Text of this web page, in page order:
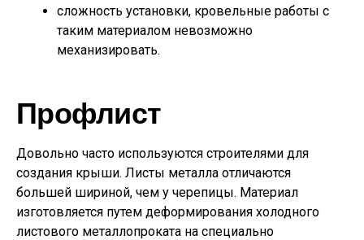
сложность установки, кровельные работы с
таким материалом невозможно
механизировать.
Профлист
Довольно часто используются строителями для
создания крыши. Листы металла отличаются
большей шириной, чем у черепицы. Материал
изготовляется путем деформирования холодного
листового металлопроката на специально